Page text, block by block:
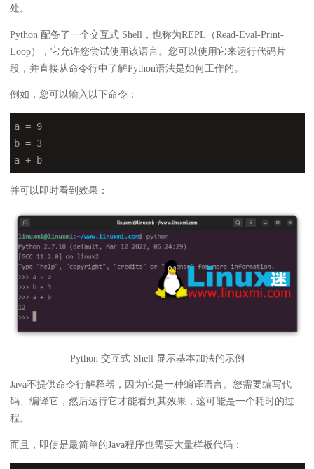
处。
Python 配备了一个交互式 Shell，也称为REPL（Read-Eval-Print-
Loop），它允许您尝试使用该语言。您可以使用它来运行代码片
段，并直接从命令行中了解Python语法是如何工作的。
例如，您可以输入以下命令：
a = 9
b = 3
a + b
并可以即时看到效果：
Python 交互式 Shell 显示基本加法的示例
Java不提供命令行解释器，因为它是一种编译语言。您需要编写代
码、编译它，然后运行它才能看到其效果，这可能是一个耗时的过
程。
而且，即使是最简单的Java程序也需要大量样板代码：